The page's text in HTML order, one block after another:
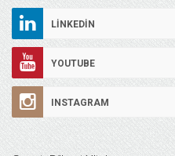
LINKEDIN
YOUTUBE
INSTAGRAM